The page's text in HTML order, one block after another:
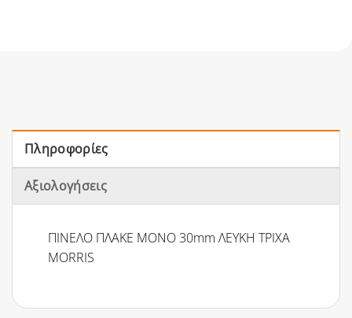
Πληροφορίες
Αξιολογήσεις
ΠΙΝΕΛΟ ΠΛΑΚΕ ΜΟΝΟ 30mm ΛΕΥΚΗ ΤΡΙΧΑ
MORRIS